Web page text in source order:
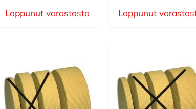
Loppunut varastosta Loppunut